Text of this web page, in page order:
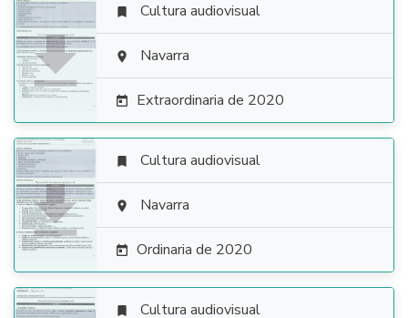

 Cultura audiovisual
 Navarra
 Extraordinaria de 2020

 Cultura audiovisual
 Navarra
 Ordinaria de 2020
 Cultura audiovisual